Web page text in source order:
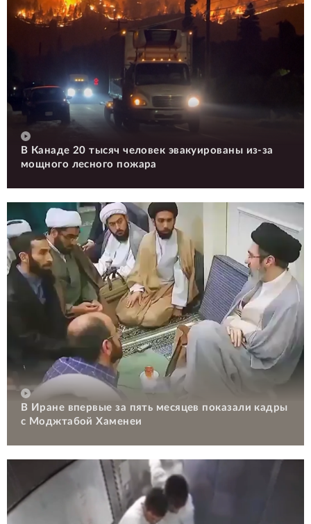
В Канаде 20 тысяч человек эвакуированы из-за
мощного лесного пожара
В Иране впервые за пять месяцев показали кадры
с Моджтабой Хаменеи